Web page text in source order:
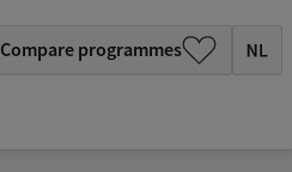
Compare programmes